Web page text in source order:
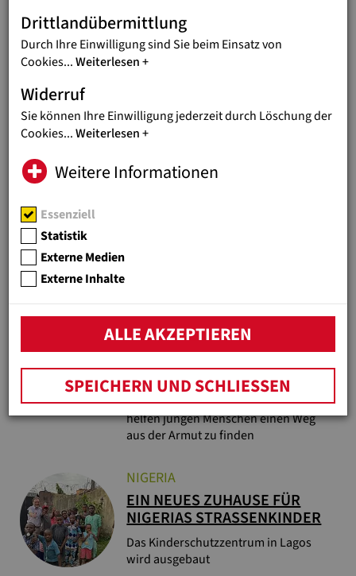
Medikamenten versorgt.
SÜDSUDAN
Lebensnotwendige Hilfe für Kinder
und ihre Familien im Südsudan
UGANDA
MADAGASKAR
EINE CHANCE FÜR SOZIAL
BENACHTEILIGTE
JUGENDLICHE
Ausbildungszentren in Madagaskar
helfen jungen Menschen einen Weg
aus der Armut zu finden
NIGERIA
EIN NEUES ZUHAUSE FÜR
NIGERIAS STRASSENKINDER
Das Kinderschutzzentrum in Lagos
wird ausgebaut
Drittlandübermittlung
Durch Ihre Einwilligung sind Sie beim Einsatz von
Cookies...Weiterlesen
Widerruf
Sie können Ihre Einwilligung jederzeit durch Löschung der
Cookies...Weiterlesen
Weitere Informationen
Essenziell
Statistik
Externe Medien
Externe Inhalte
ALLE AKZEPTIEREN
SPEICHERN UND SCHLIESSEN